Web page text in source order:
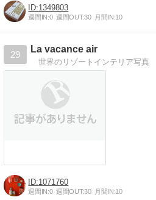
1349803
週間IN:0 週間OUT:30 月間IN:10
29
La vacance air
世界のリゾートインテリア写真
1071760
週間IN:0 週間OUT:30 月間IN:10